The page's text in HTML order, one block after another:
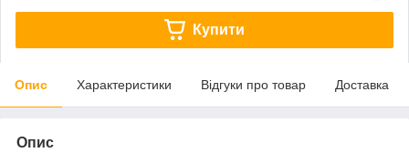
Купити
Опис Характеристики Відгуки про товар Доставка
Опис